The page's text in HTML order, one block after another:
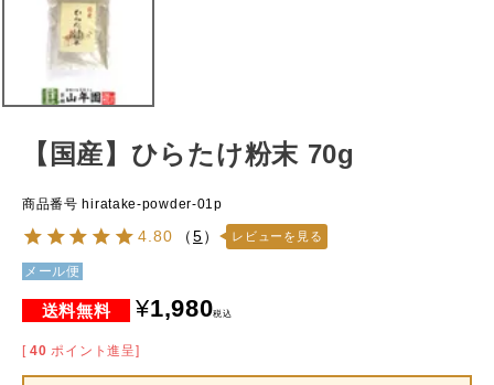
【国産】ひらたけ粉末 70g
商品番号 hiratake-powder-01p
4.80 （5） レビューを見る
メール便
¥1,980税込
[ 40 ポイント進呈]